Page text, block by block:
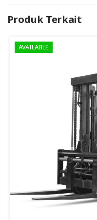
Produk Terkait
AVAILABLE